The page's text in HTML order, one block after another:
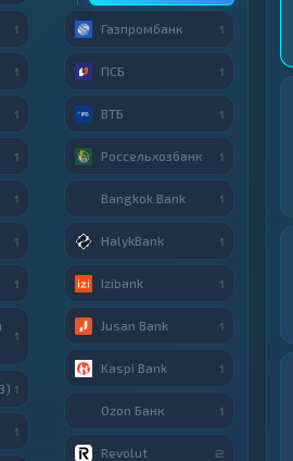
1
1
1
1
1
1
1
1
1
1
Газпромбанк 1
ПСБ 1
ВТБ 1
Россельхозбанк 1
Bangkok Bank 1
HalykBank 1
Izibank 1
Jusan Bank 1
Kaspi Bank 1
Ozon Банк 1
Revolut 2